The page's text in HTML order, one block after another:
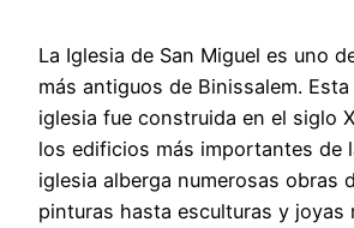
La Iglesia de San Miguel es uno
más antiguos de Binissalem.
iglesia fue construida en el siglo
los edificios más importantes de
iglesia alberga numerosas obras
pinturas hasta esculturas y joyas